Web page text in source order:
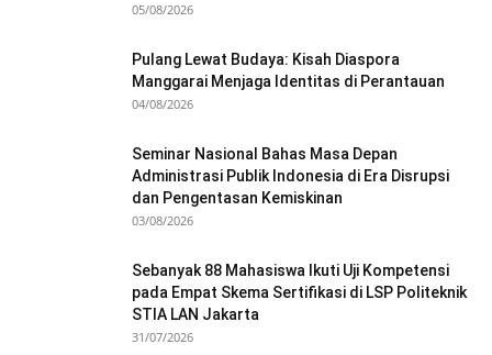
05/08/2026
Pulang Lewat Budaya: Kisah Diaspora
Manggarai Menjaga Identitas di Perantauan
04/08/2026
Seminar Nasional Bahas Masa Depan
Administrasi Publik Indonesia di Era Disrupsi
dan Pengentasan Kemiskinan
03/08/2026
Sebanyak 88 Mahasiswa Ikuti Uji Kompetensi
pada Empat Skema Sertifikasi di LSP Politeknik
STIA LAN Jakarta
31/07/2026